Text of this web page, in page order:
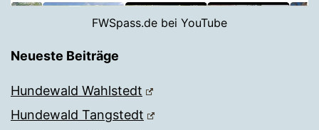
FWSpass.de bei YouTube
Neueste Beiträge
Hundewald Wahlstedt
Hundewald Tangstedt